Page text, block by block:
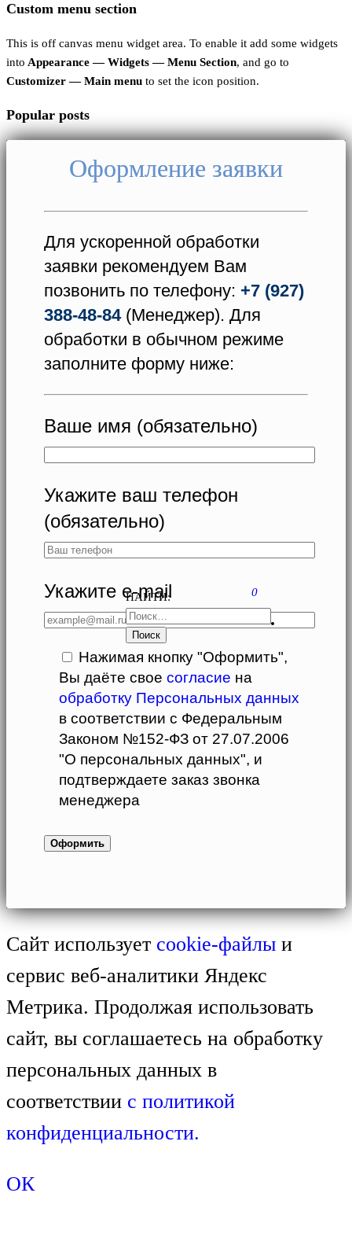
НАЙТИ: 0
Custom menu section
This is off canvas menu widget area. To enable it add some widgets
into Appearance — Widgets — Menu Section, and go to
Customizer — Main menu to set the icon position.
Popular posts
Оформление заявки
Для ускоренной обработки
заявки рекомендуем Вам
позвонить по телефону: +7 (927)
388-48-84 (Менеджер). Для
обработки в обычном режиме
заполните форму ниже:
Ваше имя (обязательно)
Укажите ваш телефон
(обязательно)
Укажите e-mail
Нажимая кнопку "Оформить",
Вы даёте своесогласие на
обработку Персональных данных
в соответствии с Федеральным
Законом №152-ФЗ от 27.07.2006
"О персональных данных", и
подтверждаете заказ звонка
менеджера
Сайт использует cookie-файлы и
сервис веб-аналитики Яндекс
Метрика. Продолжая использовать
сайт, вы соглашаетесь на обработку
персональных данных в
соответствии с политикой
конфиденциальности.
ОК